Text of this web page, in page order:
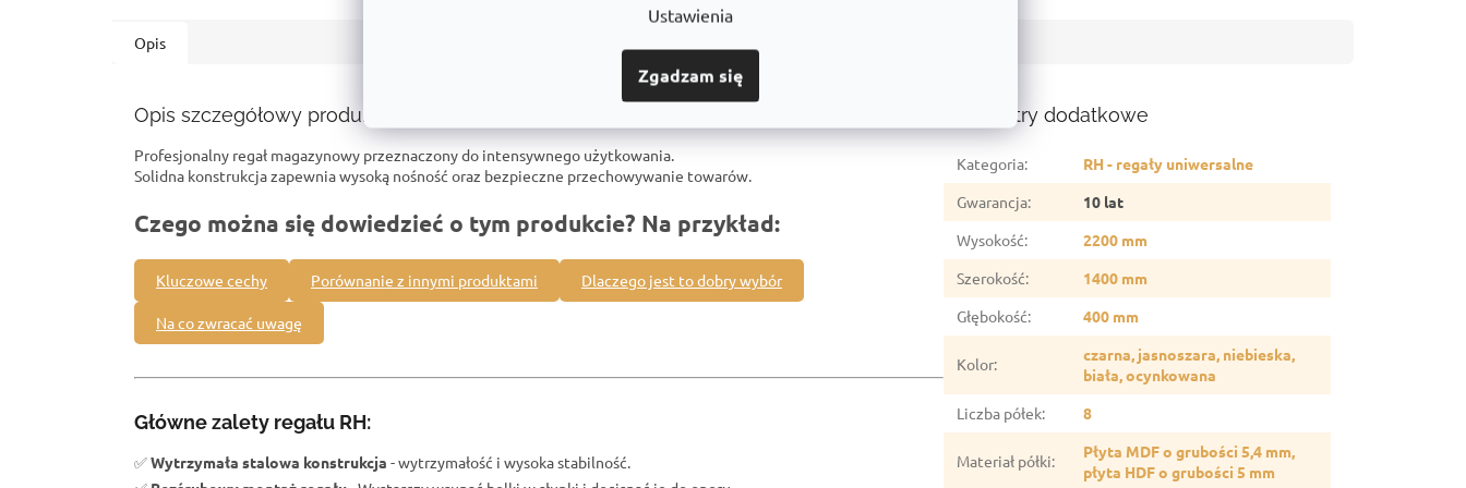
Ustawienia
Zgadzam się
Opis
Opis szczegółowy produktu
Profesjonalny regał magazynowy przeznaczony do intensywnego użytkowania.
Solidna konstrukcja zapewnia wysoką nośność oraz bezpieczne przechowywanie towarów.
Czego można się dowiedzieć o tym produkcie? Na przykład:
Kluczowe cechy Porównanie z innymi produktami Dlaczego jest to dobry wybór
Na co zwracać uwagę
Główne zalety regału RH:
✅Wytrzymała stalowa konstrukcja - wytrzymałość i wysoka stabilność.
Parametry dodatkowe
Kategoria:
RH - regały uniwersalne
Gwarancja:
10 lat
Wysokość:
2200 mm
Szerokość:
1400 mm
Głębokość: 400 mm
Kolor:
czarna, jasnoszara, niebieska,
biała, ocynkowana
Liczba półek: 8
Materiał półki:
Płyta MDF o grubości 5,4 mm,
płyta HDF o grubości 5 mm